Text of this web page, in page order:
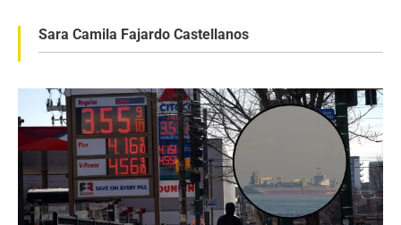
Sara Camila Fajardo Castellanos